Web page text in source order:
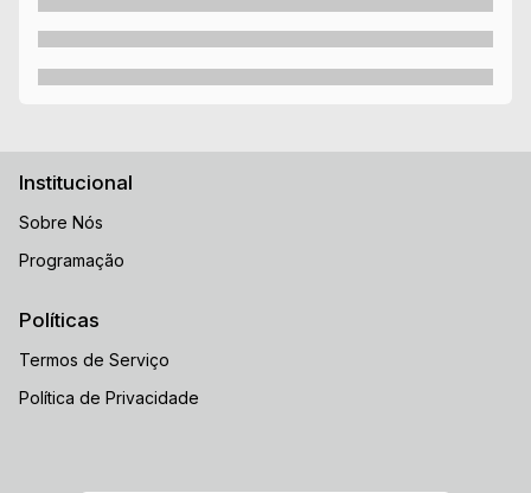
Institucional
Sobre Nós
Programação
Políticas
Termos de Serviço
Política de Privacidade